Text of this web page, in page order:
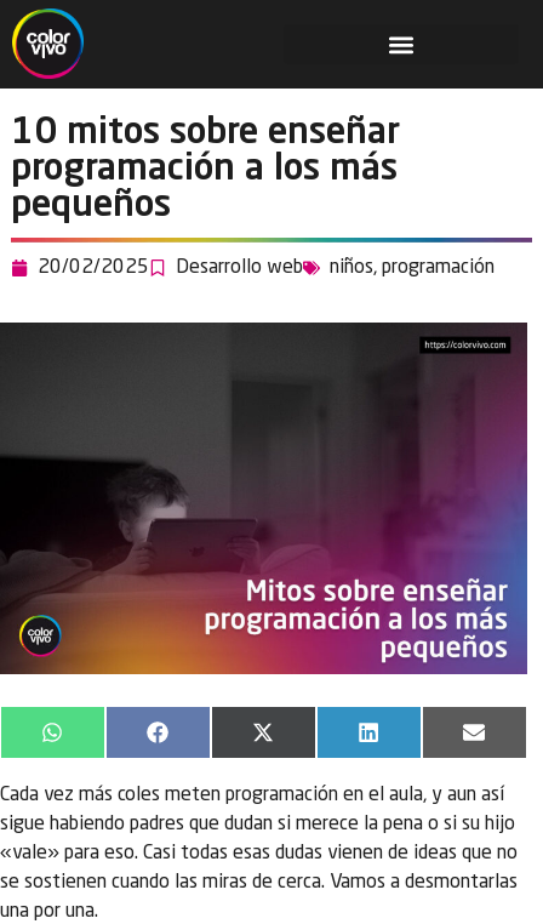
10 mitos sobre enseñar
programación a los más
pequeños
20/02/2025 Desarrollo web niños, programación
WhatsApp Facebook
X
(Twitter)
LinkedIn Email
Cada vez más coles meten programación en el aula, y aun así
sigue habiendo padres que dudan si merece la pena o si su hijo
«vale» para eso. Casi todas esas dudas vienen de ideas que no
se sostienen cuando las miras de cerca. Vamos a desmontarlas
una por una.